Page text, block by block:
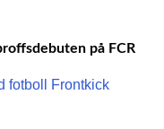
på FCR